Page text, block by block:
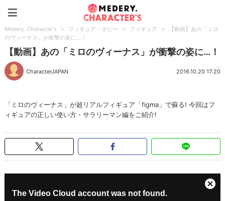
Medery. Character's > フィギュア・ホビー > フィギュア >
【動画】あの「ミロ
のヴィーナス」が衝撃の姿に…！
【動画】あの「ミロのヴィーナス」が衝撃の姿に…！
CharacterJAPAN 2016.10.20 17:20
「ミロのヴィーナス」が超リアルフィギュア「figma」で蘇る! 今回はフ
ィギュアの正しい使い方・サラリーマン編をご紹介!